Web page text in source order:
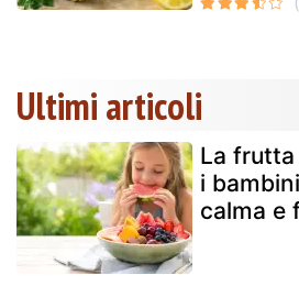
Ultimi articoli
La
i
calma e